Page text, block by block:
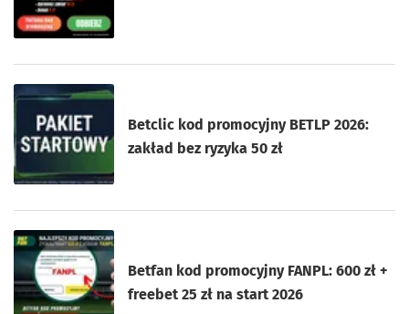
Betclic kod promocyjny BETLP 2026:
zakład bez ryzyka 50 zł
Betfan kod promocyjny FANPL: 600 zł +
freebet 25 zł na start 2026